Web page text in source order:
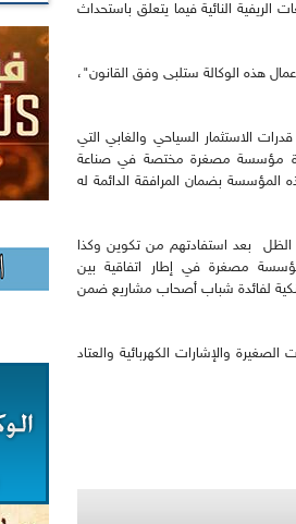
النائية فيما يتعلق باستحداث
هذه الوكالة ستلبى وفق القانون"،
الاستثمار السياحي والغابي التي
زيارة مؤسسة مصغرة مختصة في صناعة
المؤسسة بضمان المرافقة الدائمة له
بعد استفادتهم من تكوين وكذا
مؤسسة مصغرة في إطار اتفاقية بين
بنكية لفائدة شباب أصحاب مشاريع ضمن
والإشارات الكهربائية والعتاد